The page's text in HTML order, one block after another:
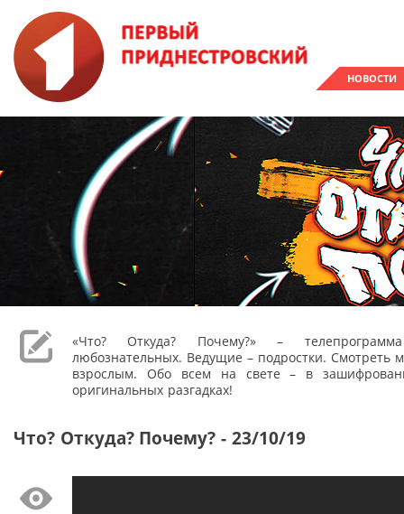
НОВОСТИ
«Что? Откуда? Почему?» –
любознательных. Ведущие – подростки. Смотреть
взрослым. Обо всем на свете – в
оригинальных разгадках!
Что? Откуда? Почему? - 23/10/19